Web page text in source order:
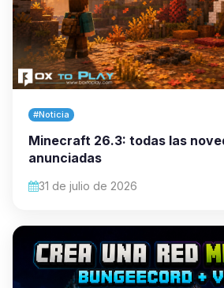
#Noticia
Minecraft 26.3: todas las
anunciadas
31 de julio de 2026